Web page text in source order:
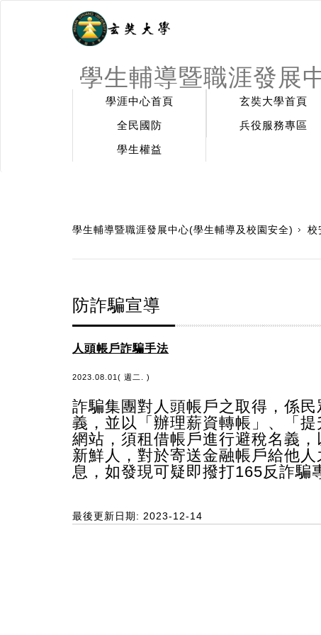
學生輔導暨職涯發展
學涯中心首頁 玄奘大學首頁
全民國防
兵役服務專區
學生權益
學生輔導暨職涯發展中心(學生輔導及校園安全) 校
防詐騙宣導
人頭帳戶詐騙手法
2023.08.01( 週二. )
詐騙集團對人頭帳戶之取得，係
義，並以「辦理薪資轉帳」、「
網站，須租借帳戶進行避稅名義
新鮮人，對於寄送金融帳戶給他
息，如發現可疑即撥打165反詐騙
最後更新日期: 2023-12-14